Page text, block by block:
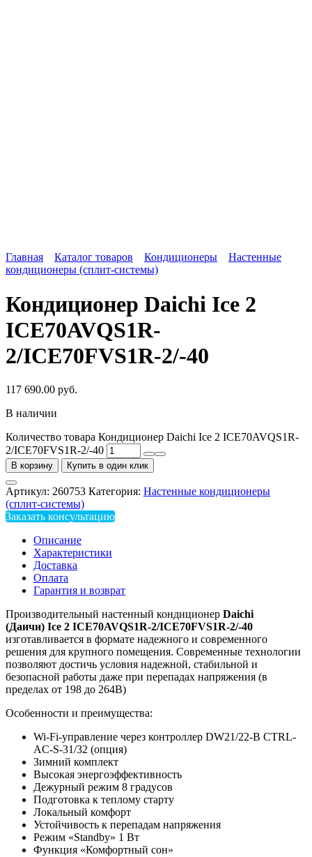
Главная Каталог товаров Кондиционеры
Настенные
кондиционеры (сплит-системы)
Кондиционер Daichi Ice 2
ICE70AVQS1R-
2/ICE70FVS1R-2/-40
117 690.00 руб.
В наличии
Количество товара Кондиционер Daichi Ice 2 ICE70AVQS1R-
2/ICE70FVS1R-2/-40
В корзину Купить в один клик
Артикул: 260753 Категория: Настенные кондиционеры
(сплит-системы)
Заказать консультацию
Описание
Характеристики
Доставка
Оплата
Гарантия и возврат
Производительный настенный кондиционер Daichi
(Даичи) Ice 2 ICE70AVQS1R-2/ICE70FVS1R-2/-40
изготавливается в формате надежного и современного
решения для крупного помещения. Современные технологии
позволяют достичь условия надежной, стабильной и
безопасной работы даже при перепадах напряжения (в
пределах от 198 до 264В)
Особенности и преимущества:
Wi-Fi-управление через контроллер DW21/22-B CTRL-
AC-S-31/32 (опция)
Зимний комплект
Высокая энергоэффективность
Дежурный режим 8 градусов
Подготовка к теплому старту
Локальный комфорт
Устойчивость к перепадам напряжения
Режим «Standby» 1 Вт
Функция «Комфортный сон»